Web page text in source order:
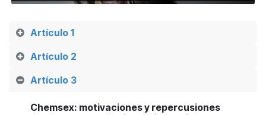
Artículo 1
Artículo 2
Artículo 3
Chemsex: motivaciones y repercusiones